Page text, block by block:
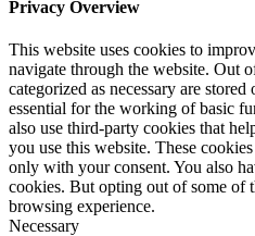
Privacy Overview
This website uses cookies to
navigate through the website. Out
categorized as necessary are
essential for the working of basic
also use third-party cookies that
you use this website. These
only with your consent. You also
cookies. But opting out of some of
browsing experience.
Necessary